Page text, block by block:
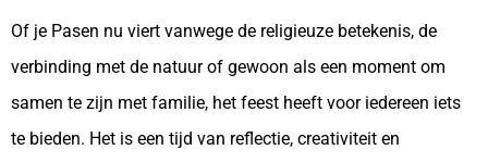
Of je Pasen nu viert vanwege de religieuze betekenis, de
verbinding met de natuur of gewoon als een moment om
samen te zijn met familie, het feest heeft voor iedereen iets
te bieden. Het is een tijd van reflectie, creativiteit en